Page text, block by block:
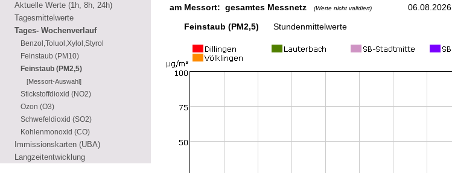
Aktuelle Werte (1h, 8h, 24h)
Tagesmittelwerte
Tages- Wochenverlauf
Benzol,Toluol,Xylol,Styrol
Feinstaub (PM10)
Feinstaub (PM2,5)
[Messort-Auswahl]
Stickstoffdioxid (NO2)
Ozon (O3)
Schwefeldioxid (SO2)
Kohlenmonoxid (CO)
Immissionskarten (UBA)
Langzeitentwicklung
am Messort: gesamtes Messnetz (Werte nicht validiert)
06.08.2026
Feinstaub (PM2,5) Stundenmittelwerte